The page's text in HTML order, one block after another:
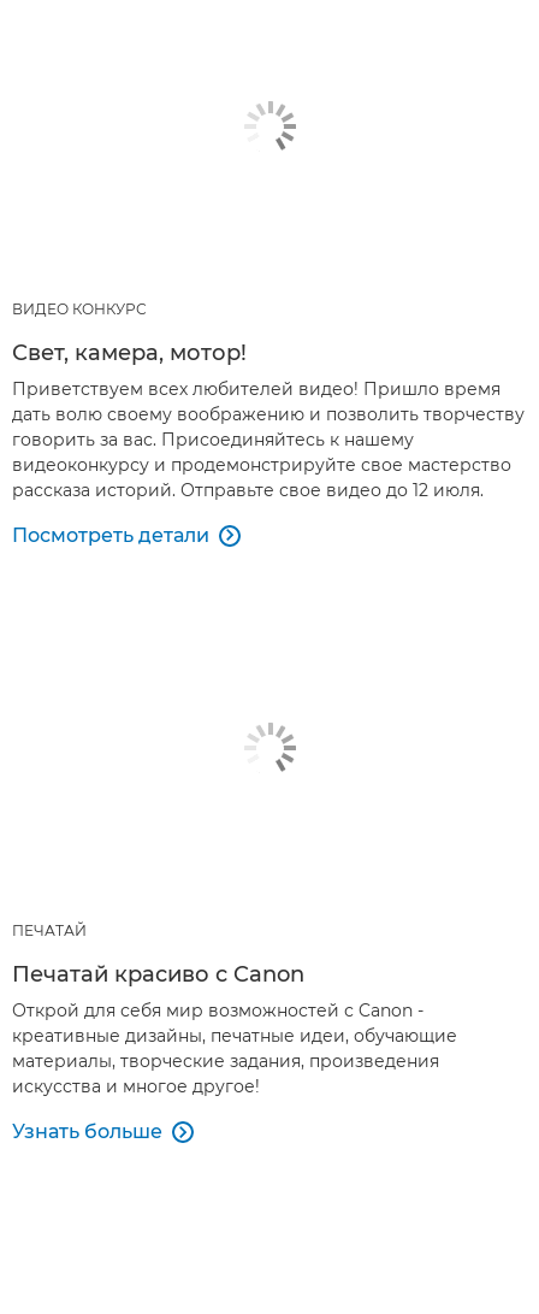
ВИДЕО КОНКУРС
Свет, камера, мотор!
Приветствуем всех любителей видео! Пришло время
дать волю своему воображению и позволить творчеству
говорить за вас. Присоединяйтесь к нашему
видеоконкурсу и продемонстрируйте свое мастерство
рассказа историй. Отправьте свое видео до 12 июля.
Посмотреть детали 
ПЕЧАТАЙ
Печатай красиво с Canon
Открой для себя мир возможностей с Canon -
креативные дизайны, печатные идеи, обучающие
материалы, творческие задания, произведения
искусства и многое другое!
Узнать больше 